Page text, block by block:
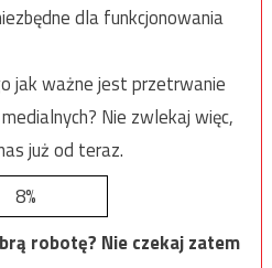
dla funkcjonowania
jak ważne jest przetrwanie
Nie zwlekaj więc,
już od teraz.
8%
robotę? Nie czekaj zatem